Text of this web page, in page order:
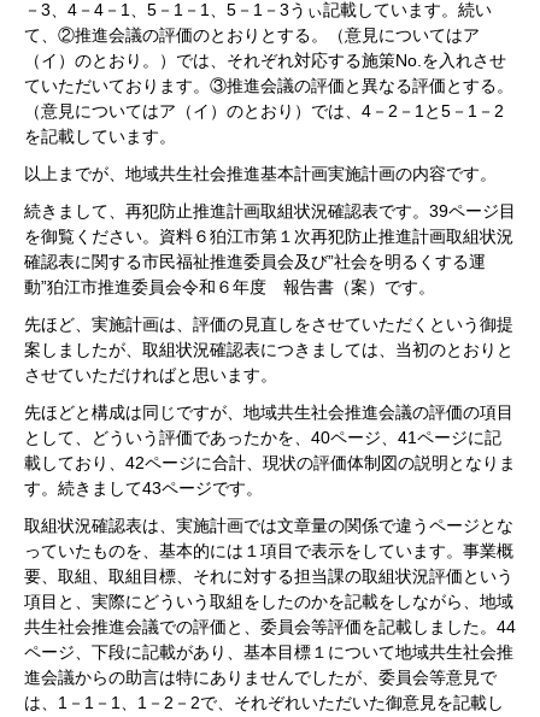
－3、4－4－1、5－1－1、5－1－3うぃ記載しています。続い
て、②推進会議の評価のとおりとする。（意見についてはア
（イ）のとおり。）では、それぞれ対応する施策No.を入れさせ
ていただいております。③推進会議の評価と異なる評価とする。
（意見についてはア（イ）のとおり）では、4－2－1と5－1－2
を記載しています。
以上までが、地域共生社会推進基本計画実施計画の内容です。
続きまして、再犯防止推進計画取組状況確認表です。39ページ目
を御覧ください。資料６狛江市第１次再犯防止推進計画取組状況
確認表に関する市民福祉推進委員会及び”社会を明るくする運
動”狛江市推進委員会令和６年度 報告書（案）です。
先ほど、実施計画は、評価の見直しをさせていただくという御提
案しましたが、取組状況確認表につきましては、当初のとおりと
させていただければと思います。
先ほどと構成は同じですが、地域共生社会推進会議の評価の項目
として、どういう評価であったかを、40ページ、41ページに記
載しており、42ページに合計、現状の評価体制図の説明となりま
す。続きまして43ページです。
取組状況確認表は、実施計画では文章量の関係で違うページとな
っていたものを、基本的には１項目で表示をしています。事業概
要、取組、取組目標、それに対する担当課の取組状況評価という
項目と、実際にどういう取組をしたのかを記載をしながら、地域
共生社会推進会議での評価と、委員会等評価を記載しました。44
ページ、下段に記載があり、基本目標１について地域共生社会推
進会議からの助言は特にありませんでしたが、委員会等意見で
は、1－1－1、1－2－2で、それぞれいただいた御意見を記載し